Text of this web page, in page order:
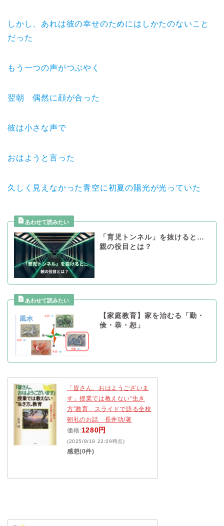
しかし、あれは彼の幸せのためにはしかたのないこと
だった
もう一つの声がつぶやく
翌朝 偶然に顔が合った
彼は小さな声で
おはようと言った
久しく見えなかった青空に初夏の陽光が光っていた
「育児トンネル」を抜けると…
親の役目とは？
【家庭教育】家を治むる「勤・
倹・恭・恕」
「皆さん、おはようございま
す」授業では教えない“生き
方”教育 スライドで語る全校
朝礼のお話 長井功/著
価格:1280円
(2025/8/19 22:09時点)
感想(0件)